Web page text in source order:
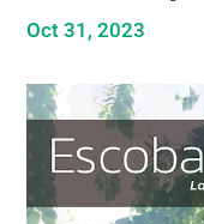
Oct 31, 2023